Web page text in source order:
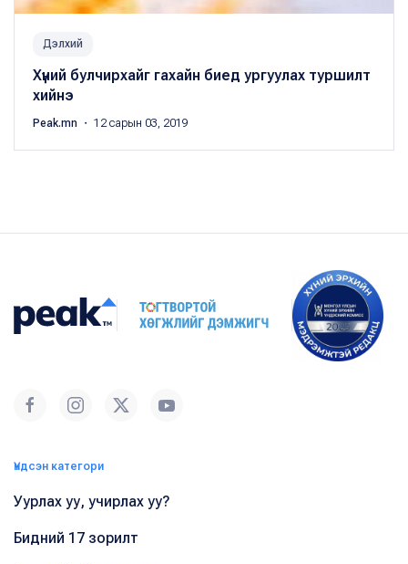
Дэлхий
Хүний булчирхайг гахайн биед ургуулах туршилт
хийнэ
Peak.mn ・ 12 сарын 03, 2019
Үндсэн категори
Уурлах уу, учирлах уу?
Бидний 17 зорилт